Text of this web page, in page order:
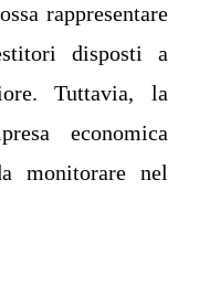
rappresentare
disposti a
Tuttavia, la
economica
monitorare nel